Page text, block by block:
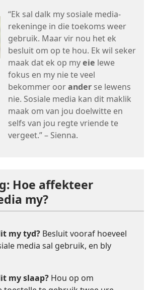
“Ek sal dalk my sosiale media-
rekeninge in die toekoms weer
gebruik. Maar vir nou het ek
besluit om op te hou. Ek wil seker
maak dat ek op myeie lewe
fokus en my nie te veel
bekommer oorander se lewens
nie. Sosiale media kan dit maklik
maak om van jou doelwitte en
selfs van jou regte vriende te
vergeet.” – Sienna.
Hoe affekteer
my?
my tyd? Besluit vooraf hoeveel
media sal gebruik, en bly
my slaap? Hou op om